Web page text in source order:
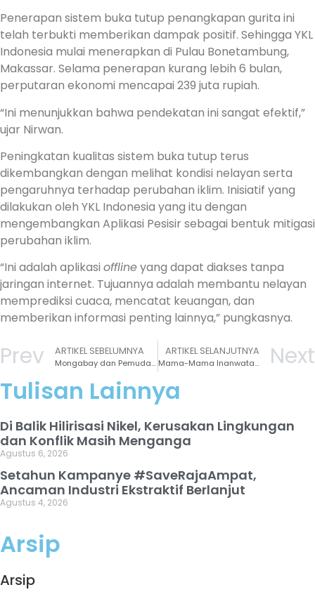
Penerapan sistem buka tutup penangkapan gurita ini
telah terbukti memberikan dampak positif. Sehingga YKL
Indonesia mulai menerapkan di Pulau Bonetambung,
Makassar. Selama penerapan kurang lebih 6 bulan,
perputaran ekonomi mencapai 239 juta rupiah.
“Ini menunjukkan bahwa pendekatan ini sangat efektif,”
ujar Nirwan.
Peningkatan kualitas sistem buka tutup terus
dikembangkan dengan melihat kondisi nelayan serta
pengaruhnya terhadap perubahan iklim. Inisiatif yang
dilakukan oleh YKL Indonesia yang itu dengan
mengembangkan Aplikasi Pesisir sebagai bentuk mitigasi
perubahan iklim.
“Ini adalah aplikasi offlineyang dapat diakses tanpa
jaringan internet. Tujuannya adalah membantu nelayan
memprediksi cuaca, mencatat keuangan, dan
memberikan informasi penting lainnya,” pungkasnya.
Prev ARTIKEL SEBELUMNYA
Mongabay dan Pemuda Sulawesi Lawan Krisis Iklim Mengenalkan Isu Lingkungan Melalui Zine di Festival Media 2025
ARTIKEL SELANJUTNYA
Mama-Mama Inanwatan Ubah Kepala Udang Jadi Terasi Bernilai Jual Next
Tulisan Lainnya
Di Balik Hilirisasi Nikel, Kerusakan Lingkungan
dan Konflik Masih Menganga
Agustus 6, 2026
Setahun Kampanye #SaveRajaAmpat,
Ancaman Industri Ekstraktif Berlanjut
Agustus 4, 2026
Arsip
Arsip